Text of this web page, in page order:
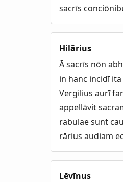
sacrīs
Hilārius
Ā sacrīs nōn
in hanc incidī
Vergilius aurī
appellāvit
rabulae sunt
rārius audiam
Lēvīnus